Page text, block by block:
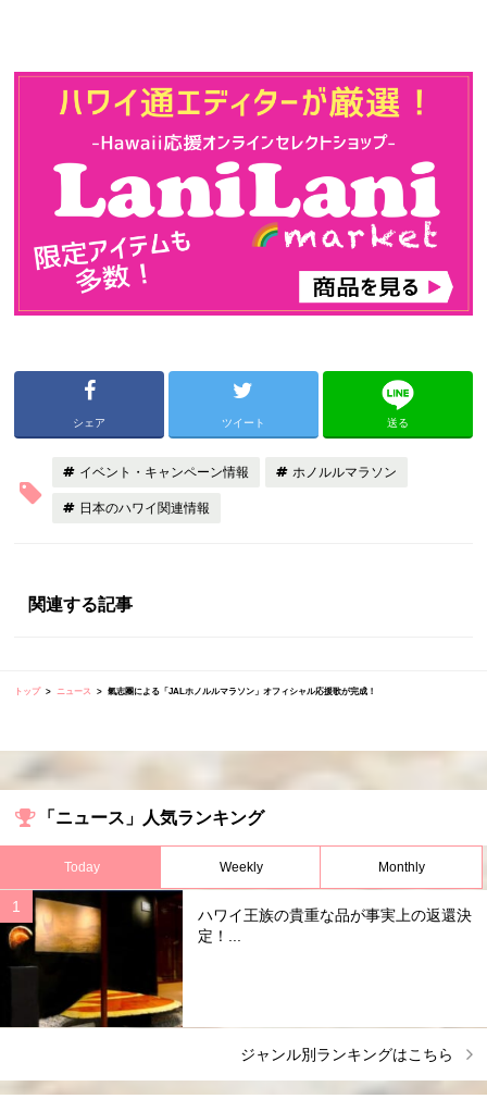
シェア ツイート 送る
イベント・キャンペーン情報 ホノルルマラソン
日本のハワイ関連情報
関連する記事
トップ ニュース 氣志團による「JALホノルルマラソン」オフィシャル応援歌が完成！
「ニュース」人気ランキング
Today Weekly Monthly
ハワイ王族の貴重な品が事実上の返還決
定！...
ジャンル別ランキングはこちら